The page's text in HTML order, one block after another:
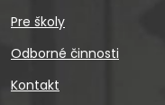
Pre školy
Odborné činnosti
Kontakt